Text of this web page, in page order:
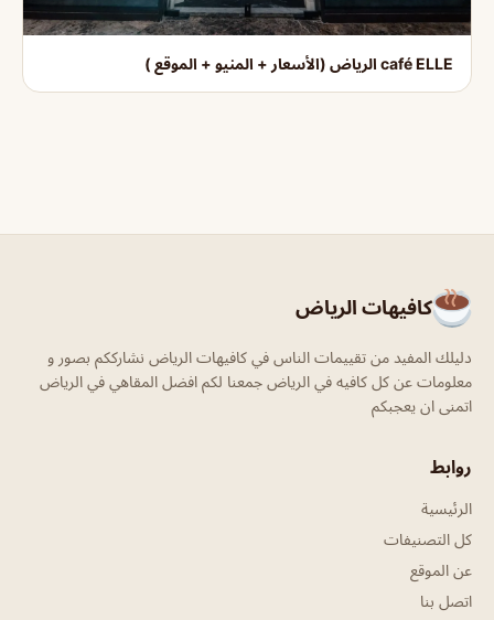
café ELLE الرياض (الأسعار + المنيو + الموقع )
كافيهات الرياض
دليلك المفيد من تقييمات الناس في كافيهات الرياض نشارككم بصور و
معلومات عن كل كافيه في الرياض جمعنا لكم افضل المقاهي في الرياض
اتمنى ان يعجبكم
روابط
الرئيسية
كل التصنيفات
عن الموقع
اتصل بنا